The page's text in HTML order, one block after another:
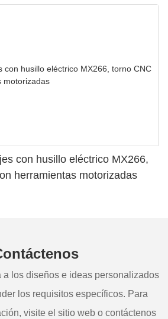
con husillo eléctrico MX266,
herramientas motorizadas
a los diseños e ideas personalizados
los requisitos específicos. Para
visite el sitio web o contáctenos